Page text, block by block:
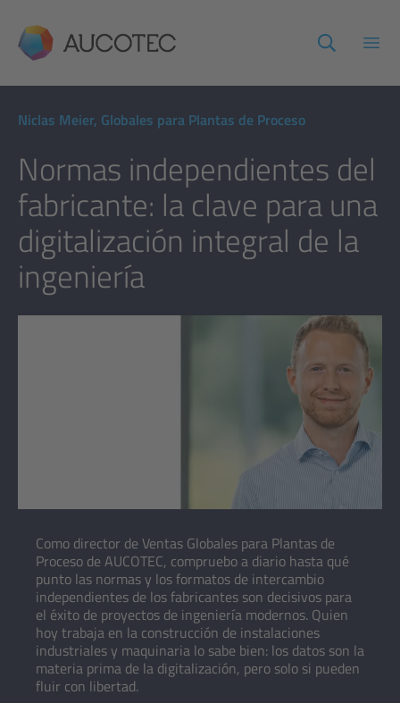
AUCOTEC
Niclas Meier, Globales para Plantas de Proceso
Normas independientes del
fabricante: la clave para una
digitalización integral de la
ingeniería
Como director de Ventas Globales para Plantas de
Proceso de AUCOTEC, compruebo a diario hasta qué
punto las normas y los formatos de intercambio
independientes de los fabricantes son decisivos para
el éxito de proyectos de ingeniería modernos. Quien
hoy trabaja en la construcción de instalaciones
industriales y maquinaria lo sabe bien: los datos son la
materia prima de la digitalización, pero solo si pueden
fluir con libertad.